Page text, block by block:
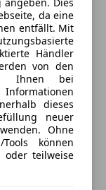
da eine
entfällt. Mit
Händler
von den
Ihnen bei
Informationen
dieses
neuer
Ohne
können
oder teilweise